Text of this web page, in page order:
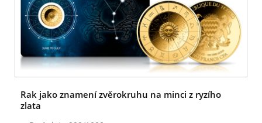
Rak jako znamení zvěrokruhu na minci z ryzího
zlata